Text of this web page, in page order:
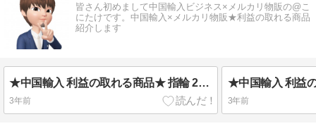
皆さん初めまして中国輸入ビジネス×メルカリ物販の@こ
にたけです。中国輸入×メルカリ物販★利益の取れる商品
紹介します
★中国輸入 利益の取れる商品★ 指輪 2セットシルバーリング レディース
3年前 3年前